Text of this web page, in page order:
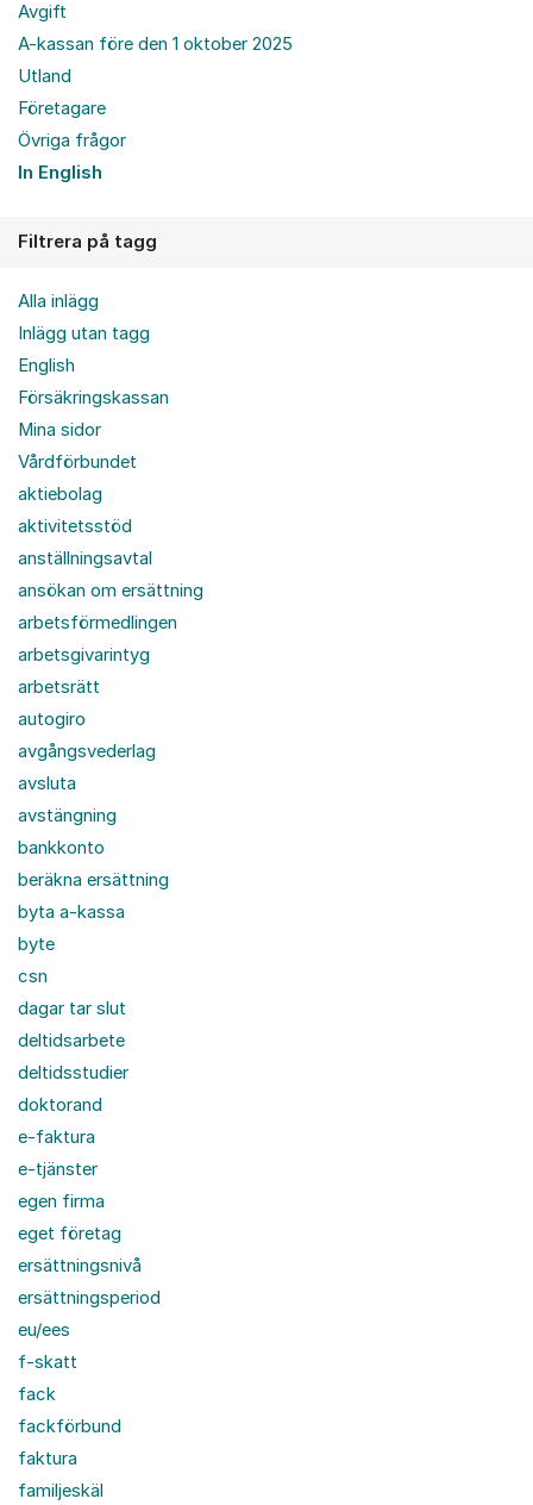
Avgift
A-kassan före den 1 oktober 2025
Utland
Företagare
Övriga frågor
In English
Filtrera på tagg
Alla inlägg
Inlägg utan tagg
English
Försäkringskassan
Mina sidor
Vårdförbundet
aktiebolag
aktivitetsstöd
anställningsavtal
ansökan om ersättning
arbetsförmedlingen
arbetsgivarintyg
arbetsrätt
autogiro
avgångsvederlag
avsluta
avstängning
bankkonto
beräkna ersättning
byta a-kassa
byte
csn
dagar tar slut
deltidsarbete
deltidsstudier
doktorand
e-faktura
e-tjänster
egen firma
eget företag
ersättningsnivå
ersättningsperiod
eu/ees
f-skatt
fack
fackförbund
faktura
familjeskäl